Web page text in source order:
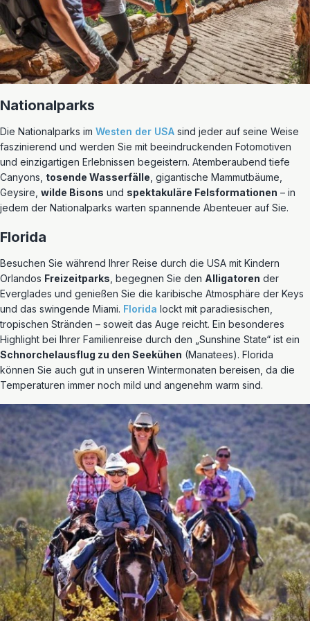
Nationalparks
Die Nationalparks im Westen der USA sind jeder auf seine Weise
faszinierend und werden Sie mit beeindruckenden Fotomotiven
und einzigartigen Erlebnissen begeistern. Atemberaubend tiefe
Canyons, tosende Wasserfälle , gigantische Mammutbäume,
Geysire, wilde Bisons und spektakuläre Felsformationen – in
jedem der Nationalparks warten spannende Abenteuer auf Sie.
Florida
Besuchen Sie während Ihrer Reise durch die USA mit Kindern
Orlandos Freizeitparks , begegnen Sie den Alligatoren der
Everglades und genießen Sie die karibische Atmosphäre der Keys
und das swingende Miami. Florida lockt mit paradiesischen,
tropischen Stränden – soweit das Auge reicht. Ein besonderes
Highlight bei Ihrer Familienreise durch den „Sunshine State“ ist ein
Schnorchelausflug zu den Seekühen (Manatees). Florida
können Sie auch gut in unseren Wintermonaten bereisen, da die
Temperaturen immer noch mild und angenehm warm sind.